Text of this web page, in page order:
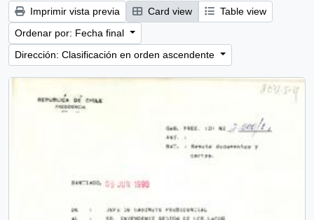
Imprimir vista previa Card view
Table view
Ordenar por: Fecha final
Dirección: Clasificación en orden ascendente